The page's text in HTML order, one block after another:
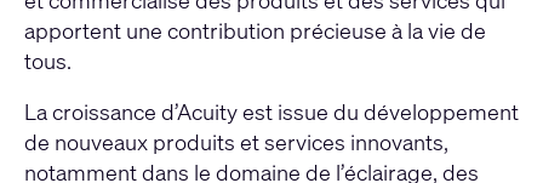
apportent une contribution précieuse à la vie de
tous.
La croissance d’Acuity est issue du développement
de nouveaux produits et services innovants,
notamment dans le domaine de l’éclairage, des